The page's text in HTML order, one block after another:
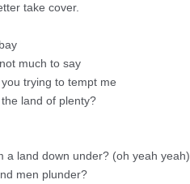
take cover.
much to say
trying to tempt me
land of plenty?
a land down under? (oh yeah yeah)
men plunder?